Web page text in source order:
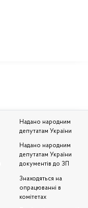
Надано народним
депутатам України
Надано народним
депутатам України
документів до ЗП
Знаходяться на
опрацюванні в
комітетах